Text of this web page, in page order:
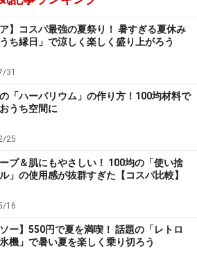
が出てしまいます
トが使われている洗剤は、置くだ
す。けれども毎回引き出しに収納
。
えorラベルを剥がしてシンプルに
すっきり感が出ます
ア】コスパ最強の夏祭り！ 暑すぎる夏休み
ち縁日」で涼しく楽しく盛り上がろう
31
「ハーバリウム」の作り方！100均材料で
うち空間に
25
プ＆肌にもやさしい！ 100均の「使い捨
」の使用感が抜群すぎた【コスパ比較】
16
ソー】550円で夏を満喫！ 話題の「レトロ
機」で暑い夏を楽しく乗り切ろう